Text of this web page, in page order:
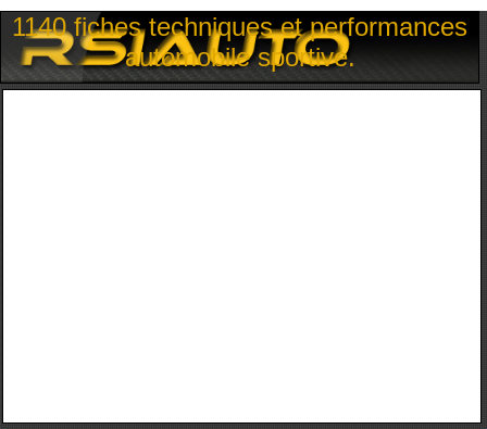
1140 fiches techniques et performances
automobile sportive.